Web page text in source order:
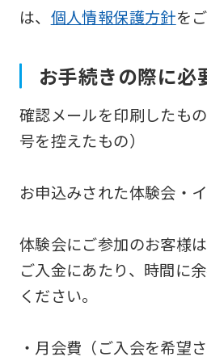
は、 個人情報保護方針を
お手続きの際に必
確認メールを印刷したも
号を控えたもの）
お申込みされた体験会・
体験会にご参加のお客様
ご入金にあたり、時間に
ください。
・月会費（ご入会を希望